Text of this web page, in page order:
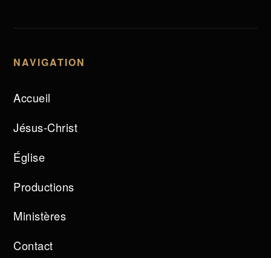
NAVIGATION
Accueil
Jésus-Christ
Église
Productions
Ministères
Contact